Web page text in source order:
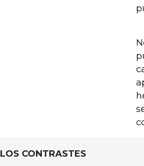
LOS CONTRASTES